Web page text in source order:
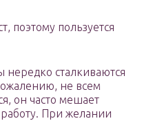
поэтому пользуется
нередко сталкиваются
не всем
он часто мешает
При желании